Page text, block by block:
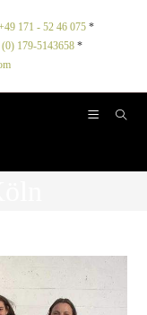
171 - 52 46 075 *
179-5143658*